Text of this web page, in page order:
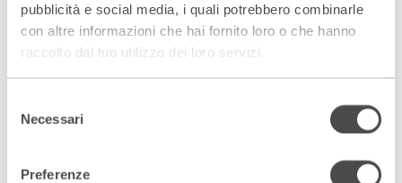
pubblicità e social media, i quali potrebbero combinarle
con altre informazioni che hai fornito loro o che hanno
raccolto dal tuo utilizzo dei loro servizi.
delNecessari
Preferenze